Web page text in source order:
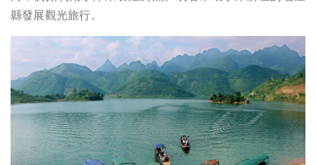
縣發展觀光旅行。